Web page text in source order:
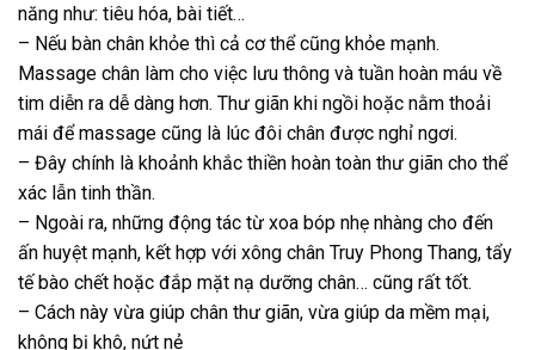
năng như: tiêu hóa, bài tiết…
– Nếu bàn chân khỏe thì cả cơ thể cũng khỏe mạnh.
Massage chân làm cho việc lưu thông và tuần hoàn máu về
tim diễn ra dễ dàng hơn. Thư giãn khi ngồi hoặc nằm thoải
mái để massage cũng là lúc đôi chân được nghỉ ngơi.
– Đây chính là khoảnh khắc thiền hoàn toàn thư giãn cho thể
xác lẫn tinh thần.
– Ngoài ra, những động tác từ xoa bóp nhẹ nhàng cho đến
ấn huyệt mạnh, kết hợp với xông chân Truy Phong Thang, tẩy
tế bào chết hoặc đắp mặt nạ dưỡng chân… cũng rất tốt.
– Cách này vừa giúp chân thư giãn, vừa giúp da mềm mại,
không bị khô, nứt nẻ